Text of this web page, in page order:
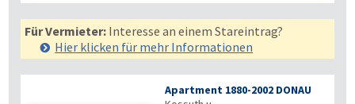
Für Vermieter: Interesse an einem Stareintrag?
Hier klicken für mehr Informationen
Apartment 1880-2002 DONAU